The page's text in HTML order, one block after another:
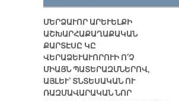
ՄԵՐՁԱՒՈՐ ԱՐԵՒԵԼՔԻ
ԱՇԽԱՐՀԱՔԱՂԱՔԱԿԱՆ
ՔԱՐՏԷՍԸ ԿԸ
ՎԵՐԱՁԵՒԱՒՈՐՈՒԻ Ո՛Չ
ՄԻԱՅՆ ՊԱՏԵՐԱԶՄՆԵՐՈՎ,
ԱՅԼԵՒ՝ ՏՆՏԵՍԱԿԱՆ ՈՒ
ՌԱԶՄԱՎԱՐԱԿԱՆ ՆՈՐ